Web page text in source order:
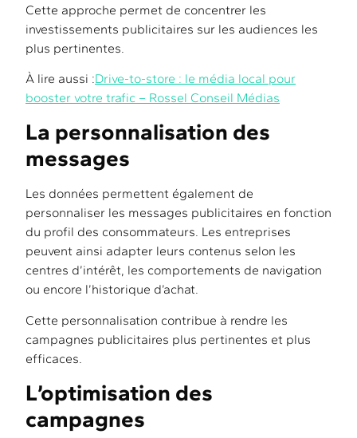
Cette approche permet de concentrer les
investissements publicitaires sur les audiences les
plus pertinentes.
À lire aussi :Drive-to-store : le média local pour
booster votre trafic – Rossel Conseil Médias
La personnalisation des
messages
Les données permettent également de
personnaliser les messages publicitaires en fonction
du profil des consommateurs. Les entreprises
peuvent ainsi adapter leurs contenus selon les
centres d’intérêt, les comportements de navigation
ou encore l’historique d’achat.
Cette personnalisation contribue à rendre les
campagnes publicitaires plus pertinentes et plus
efficaces.
L’optimisation des
campagnes